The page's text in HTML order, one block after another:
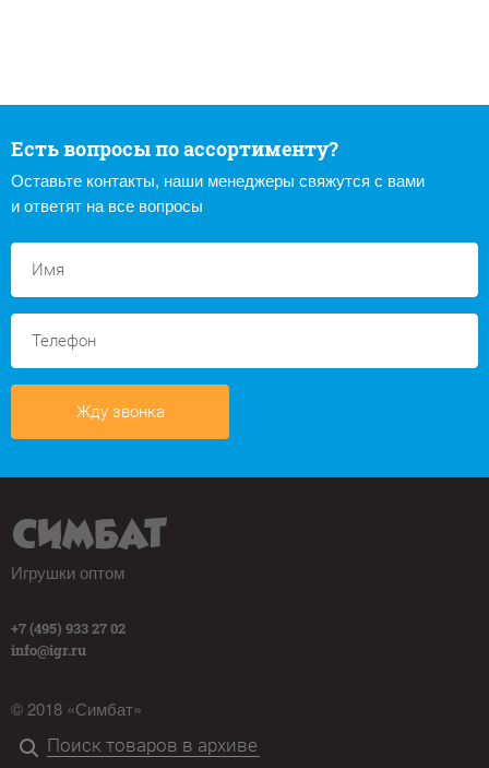
Есть вопросы по ассортименту?
Оставьте контакты, наши менеджеры свяжутся с вами
и ответят на все вопросы
Жду звонка
Игрушки оптом
+7 (495) 933 27 02
info@igr.ru
© 2018 «Симбат»